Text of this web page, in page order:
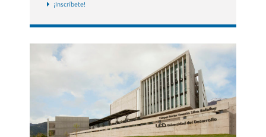
¡Inscríbete!